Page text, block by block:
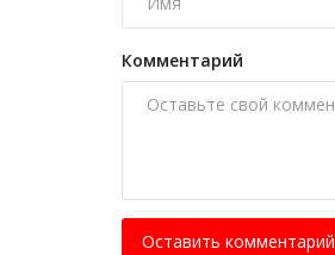
Комментарий
Оставить комментарий